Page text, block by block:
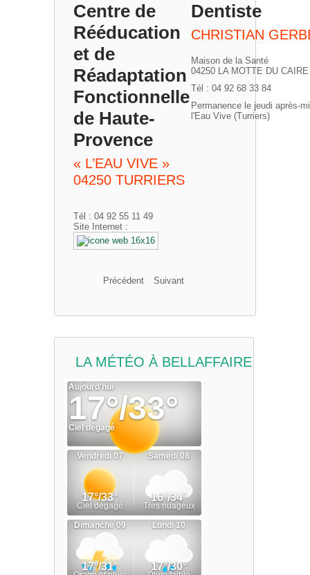
Centre de
Rééducation
et de
Réadaptation
Fonctionnelle
de Haute-
Provence
« L’EAU VIVE »
04250 TURRIERS
Tél : 04 92 55 11 49
Site Internet :
Dentiste
CHRISTIAN
Maison de la Santé
04250 LA MOTTE DU CAIRE
Tél : 04 92 68 33 84
Permanence le jeudi après-
l'Eau Vive (Turriers)
Précédent Suivant
LA MÉTÉO À BELLAFFAIRE